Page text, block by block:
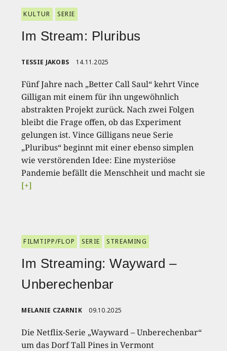
KULTUR SERIE
Im Stream: Pluribus
TESSIE JAKOBS 14.11.2025
Fünf Jahre nach „Better Call Saul“ kehrt Vince
Gilligan mit einem für ihn ungewöhnlich
abstrakten Projekt zurück. Nach zwei Folgen
bleibt die Frage offen, ob das Experiment
gelungen ist. Vince Gilligans neue Serie
„Pluribus“ beginnt mit einer ebenso simplen
wie verstörenden Idee: Eine mysteriöse
Pandemie befällt die Menschheit und macht sie
[+]
FILMTIPP/FLOP SERIE STREAMING
Im Streaming: Wayward –
Unberechenbar
MELANIE CZARNIK 09.10.2025
Die Netflix-Serie „Wayward – Unberechenbar“
um das Dorf Tall Pines in Vermont